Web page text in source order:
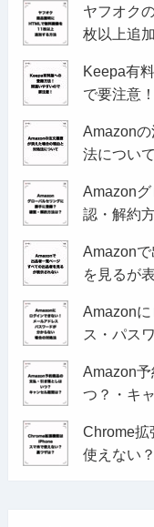
ヤフオク
枚以上追
Keepa有
で要注意！
Amazon
法について
Amazon
認・解約
Amazon
を見るが
Amazon
ス・パス
Amazon
つ？・キ
Chrome拡
使えない